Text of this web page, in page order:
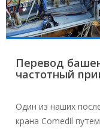
Перевод
частотный
Один из наших
крана Comedil